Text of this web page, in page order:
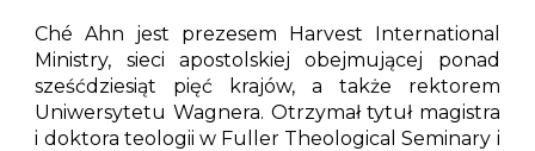
Ché Ahn jest prezesem Harvest International
Ministry, sieci apostolskiej obejmującej ponad
sześćdziesiąt pięć krajów, a także rektorem
Uniwersytetu Wagnera. Otrzymał tytuł magistra
i doktora teologii w Fuller Theological Seminary i